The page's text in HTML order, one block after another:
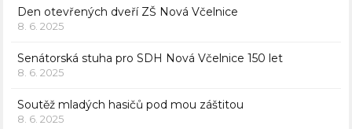
Den otevřených dveří ZŠ Nová Včelnice
8. 6. 2025
Senátorská stuha pro SDH Nová Včelnice 150 let
8. 6. 2025
Soutěž mladých hasičů pod mou záštitou
8. 6. 2025